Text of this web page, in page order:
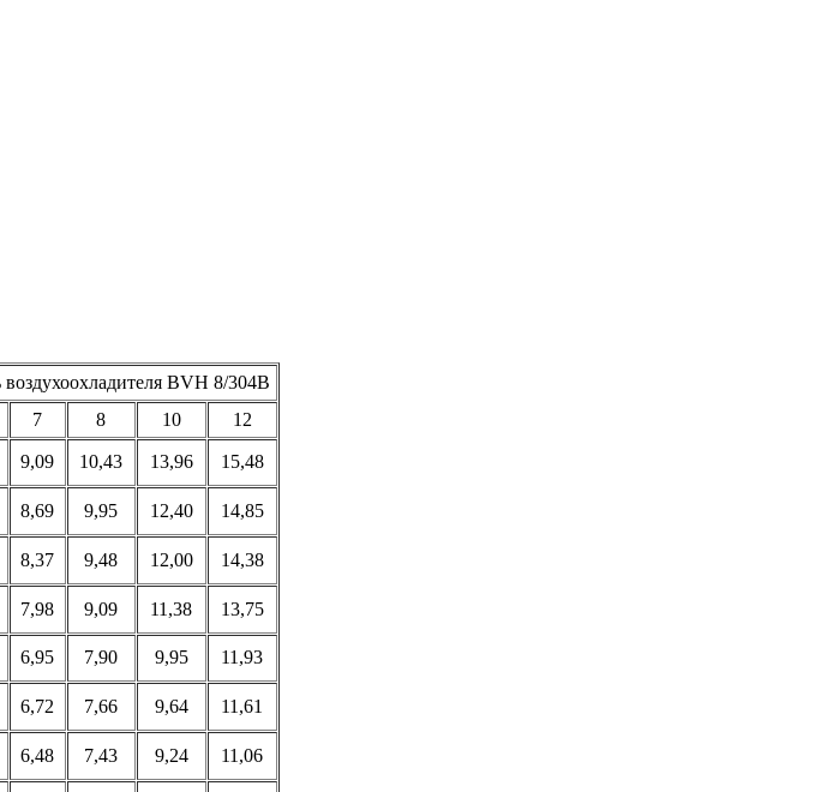
BVH 8/304B
7 8 10
12
9,09 10,43 13,96 15,48
8,69 9,95 12,40 14,85
8,37 9,48 12,00 14,38
7,98 9,09 11,38 13,75
6,95 7,90 9,95 11,93
6,72 7,66 9,64 11,61
6,48 7,43 9,24 11,06